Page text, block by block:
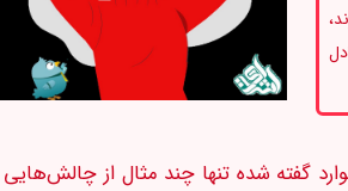
گفته شده تنها چند مثال از